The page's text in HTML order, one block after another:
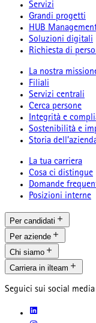
Servizi
Grandi progetti
HUB
Soluzioni digitali
Richiesta di
La nostra
Filiali
Servizi centrali
Cerca persone
Integrità e
Sostenibilità e
Storia
La tua carriera
Cosa ci distingue
Domande
Posizioni interne
Per candidati
Per aziende
Chi siamo
Carriera in ilteam
Seguici sui social media